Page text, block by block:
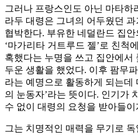
그러나 프랑스인도 아닌 마타하
라두 대령은 그녀의 어두웠던
협박한다. 부유한 네덜란드 집
‘마가리타 거트루드 젤’로 친척
혹했다는 누명을 쓰고 집안에서
두운 생활을 했었다. 이후 팜무
라는 예명으로 활동하게 되는데
의 눈동자’라는 뜻이다. 인기가
수 없이 대령의 요청을 받아들이
그는 치명적인 매력을 무기로